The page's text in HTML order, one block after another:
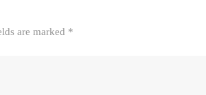
are marked *